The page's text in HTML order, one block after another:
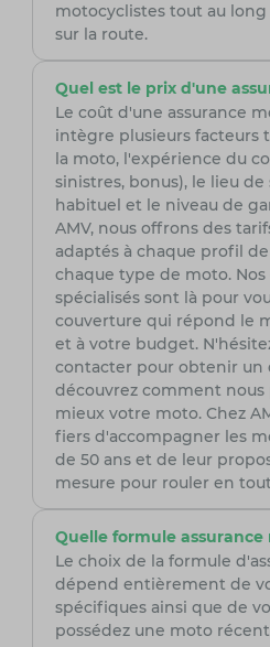
motocyclistes tout au
sur la route.
Quel est le prix d'une
Le coût d'une assurance
intègre plusieurs facteurs
la moto, l'expérience du
sinistres, bonus), le lieu
habituel et le niveau de
AMV, nous offrons des
adaptés à chaque profil
chaque type de moto.
spécialisés sont là pour
couverture qui répond le
et à votre budget.
contacter pour obtenir un
découvrez comment
mieux votre moto. Chez
fiers d'accompagner les
de 50 ans et de leur
mesure pour rouler en
Quelle formule assurance
Le choix de la formule
dépend entièrement de
spécifiques ainsi que de
possédez une moto